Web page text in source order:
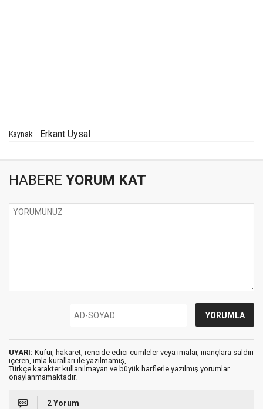
Kaynak: Erkant Uysal
HABERE YORUM KAT
UYARI: Küfür, hakaret, rencide edici cümleler veya imalar, inançlara saldırı
içeren, imla kuralları ile yazılmamış,
Türkçe karakter kullanılmayan ve büyük harflerle yazılmış yorumlar
onaylanmamaktadır.
2 Yorum